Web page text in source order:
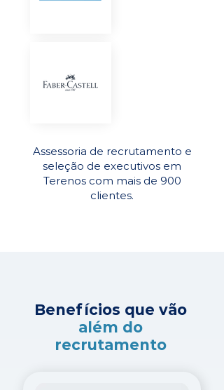
Assessoria de recrutamento e
seleção de executivos em
Terenos com mais de 900
clientes.
Benefícios que vão
além do
recrutamento